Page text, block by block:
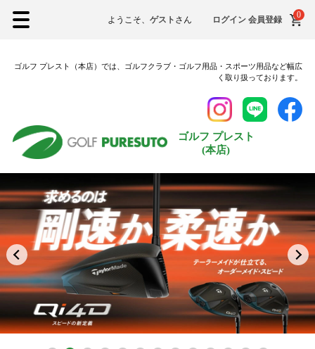
ようこそ、 ゲスト さん ログイン 会員登録 0
ゴルフ プレスト（本店）では、ゴルフクラブ・ゴルフ用品・スポーツ用品など幅広
く取り扱っております。
ゴルフ プレスト
(本店)
XXLサイズ
24.5cm
25.0cm
25.5cm
26.0cm
26.5cm
27.0cm